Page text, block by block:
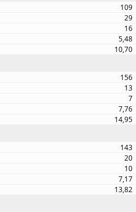
109
29
16
5,48
10,70
156
13
7
7,76
14,95
143
20
10
7,17
13,82